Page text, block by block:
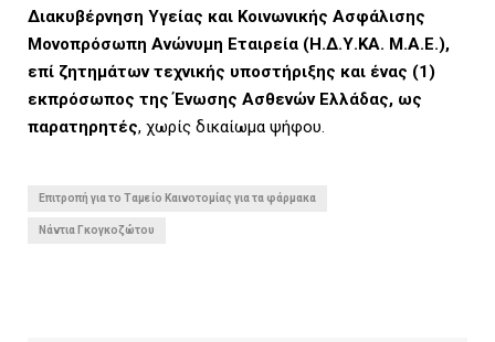
Διακυβέρνηση Υγείας και Κοινωνικής Ασφάλισης
Μονοπρόσωπη Ανώνυμη Εταιρεία (Η.Δ.Υ.ΚΑ. Μ.Α.Ε.),
επί ζητημάτων τεχνικής υποστήριξης και ένας (1)
εκπρόσωπος της Ένωσης Ασθενών Ελλάδας, ως
παρατηρητές, χωρίς δικαίωμα ψήφου.
Επιτροπή για το Ταμείο Καινοτομίας για τα φάρμακα
Νάντια Γκογκοζώτου